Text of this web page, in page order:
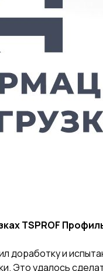
TSPROF
доработку и
Это удалось